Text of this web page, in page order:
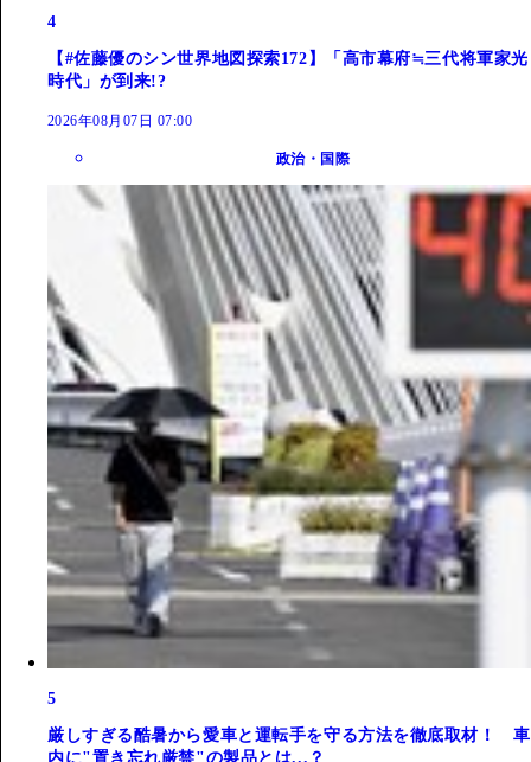
4
【#佐藤優のシン世界地図探索172】「高市幕府≒三代将軍家光
時代」が到来!?
2026年08月07日 07:00
政治・国際
5
厳しすぎる酷暑から愛車と運転手を守る方法を徹底取材！ 車
内に"置き忘れ厳禁"の製品とは...？